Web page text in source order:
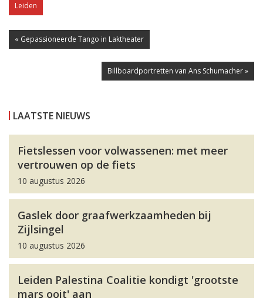
Leiden
« Gepassioneerde Tango in Laktheater
Billboardportretten van Ans Schumacher »
LAATSTE NIEUWS
Fietslessen voor volwassenen: met meer
vertrouwen op de fiets
10 augustus 2026
Gaslek door graafwerkzaamheden bij
Zijlsingel
10 augustus 2026
Leiden Palestina Coalitie kondigt 'grootste
mars ooit' aan